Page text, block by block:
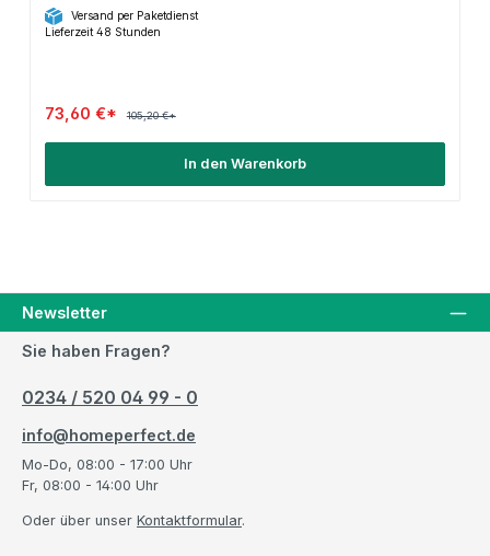
Versand per Paketdienst
Lieferzeit 48 Stunden
73,60 €* 105,20 €*
In den Warenkorb
Newsletter
Sie haben Fragen?
0234 / 520 04 99 - 0
info@homeperfect.de
Mo-Do, 08:00 - 17:00 Uhr
Fr, 08:00 - 14:00 Uhr
Oder über unser Kontaktformular.